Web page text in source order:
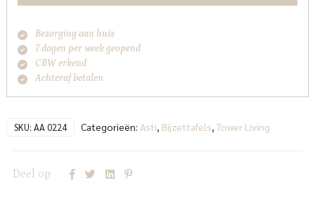
Bezorging aan huis
7 dagen per week geopend
CBW erkend
Achteraf betalen
SKU: AA 0224 Categorieën: Asti, Bijzettafels, Tower Living
Deel op